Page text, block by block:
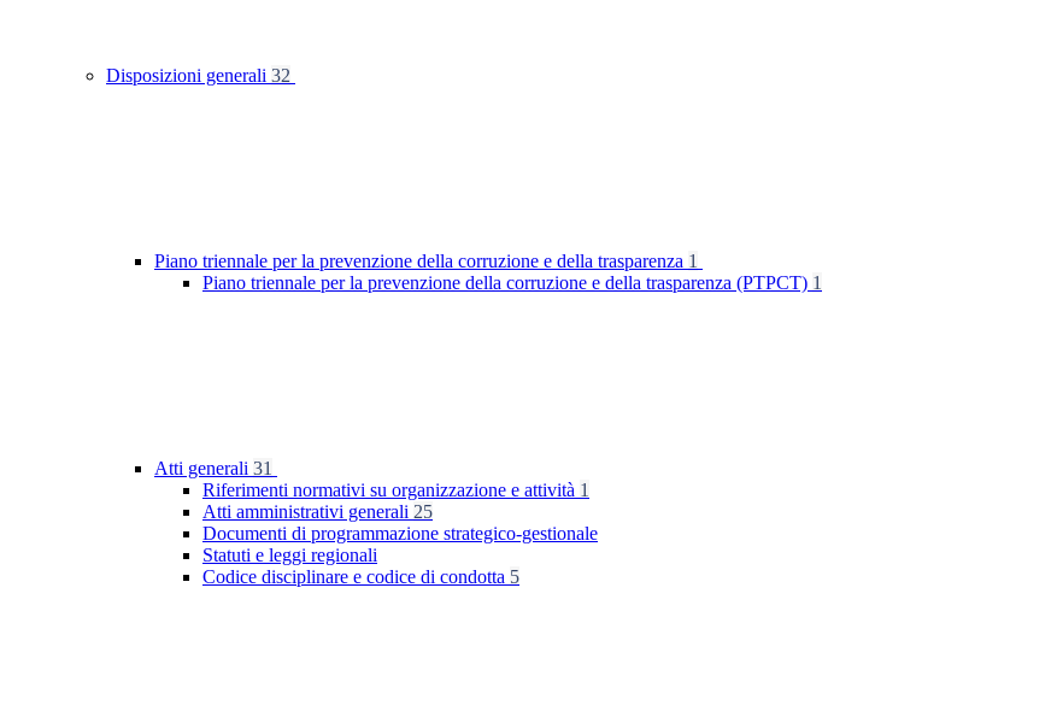
Disposizioni generali 32
Piano triennale per la prevenzione della corruzione e della trasparenza 1
Piano triennale per la prevenzione della corruzione e della trasparenza (PTPCT) 1
Atti generali 31
Riferimenti normativi su organizzazione e attività 1
Atti amministrativi generali 25
Documenti di programmazione strategico-gestionale
Statuti e leggi regionali
Codice disciplinare e codice di condotta 5